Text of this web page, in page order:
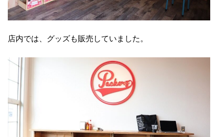
店内では、グッズも販売していました。